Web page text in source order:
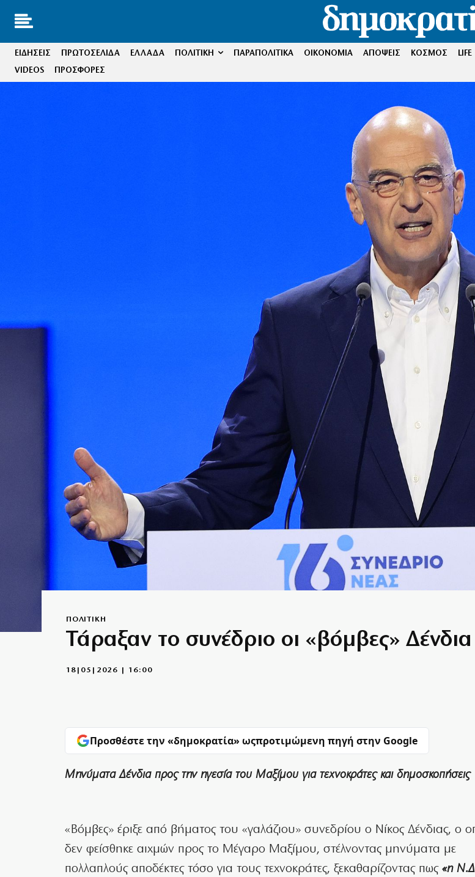
ΕΙΔΗΣΕΙΣ ΠΡΩΤΟΣΕΛΙΔΑ ΕΛΛΑΔΑ ΠΟΛΙΤΙΚΗ ΠΑΡΑΠΟΛΙΤΙΚΑ ΟΙΚΟΝΟΜΙΑ ΑΠΟΨΕΙΣ ΚΟΣΜΟΣ LIFE
VIDEOS
ΠΡΟΣΦΟΡΕΣ
ΠΟΛΙΤΙΚΗ
Τάραξαν το συνέδριο οι «βόμβες» Δένδια
18|05|2026 | 16:00
Προσθέστε την «δημοκρατία» ωςπροτιμώμενη πηγή στην Google
Μηνύματα Δένδια προς την ηγεσία του Μαξίμου για τεχνοκράτες και δημοσκοπήσεις
«Βόμβες» έριξε από βήματος του «γαλάζιου» συνεδρίου ο Νίκος Δένδιας, ο
δεν φείσθηκε αιχμών προς το Μέγαρο Μαξίμου, στέλνοντας μηνύματα με
πολλαπλούς αποδέκτες τόσο για τους τεχνοκράτες, ξεκαθαρίζοντας πως «η